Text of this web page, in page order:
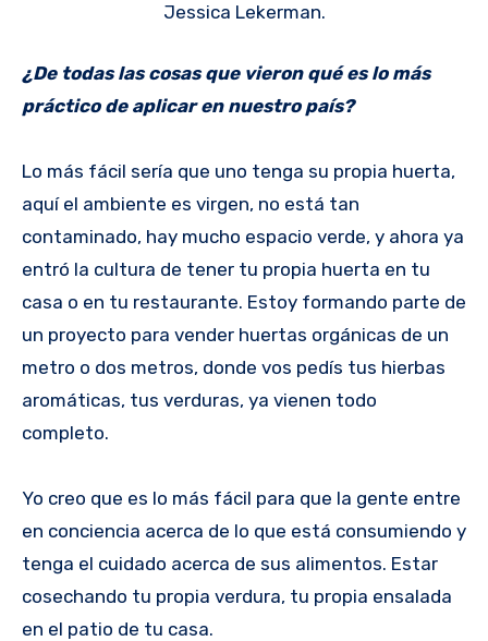
Jessica Lekerman.
¿De todas las cosas que vieron qué es lo más
práctico de aplicar en nuestro país?
Lo más fácil sería que uno tenga su propia huerta,
aquí el ambiente es virgen, no está tan
contaminado, hay mucho espacio verde, y ahora ya
entró la cultura de tener tu propia huerta en tu
casa o en tu restaurante. Estoy formando parte de
un proyecto para vender huertas orgánicas de un
metro o dos metros, donde vos pedís tus hierbas
aromáticas, tus verduras, ya vienen todo
completo.
Yo creo que es lo más fácil para que la gente entre
en conciencia acerca de lo que está consumiendo y
tenga el cuidado acerca de sus alimentos. Estar
cosechando tu propia verdura, tu propia ensalada
en el patio de tu casa.